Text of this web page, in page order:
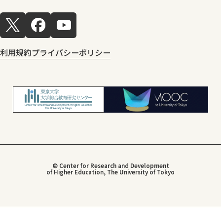
利用規約プライバシーポリシー
© Center for Research and Development
of Higher Education, The University of Tokyo